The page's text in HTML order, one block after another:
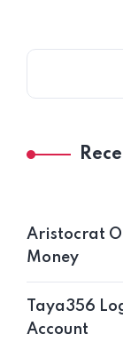
Aristocrat
Money
Taya356
Account